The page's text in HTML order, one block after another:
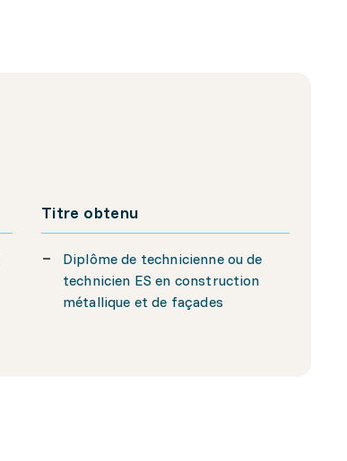
Titre obtenu
Diplôme de technicienne ou de
technicien ES en construction
métallique et de façades